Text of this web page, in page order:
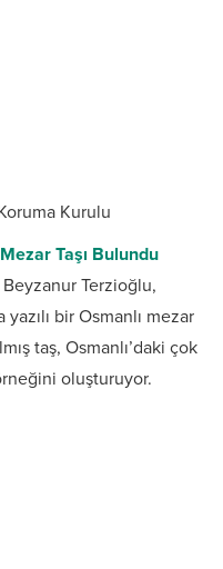
Kurulu
Taşı Bulundu
Terzioğlu,
yazılı bir Osmanlı mezar
taş, Osmanlı’daki çok
oluşturuyor.